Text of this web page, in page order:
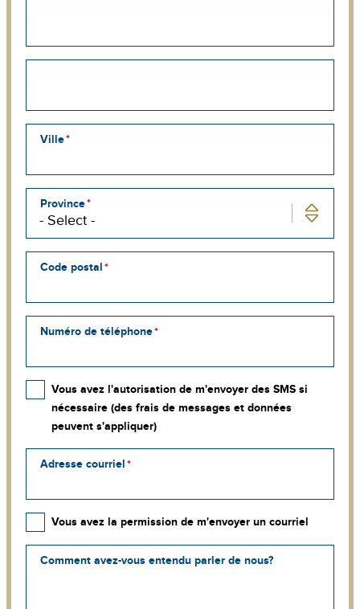
2
line
Ville
Province
Code postal
Numéro de téléphone
Vous avez l'autorisation de m'envoyer des SMS si
nécessaire (des frais de messages et données
peuvent s'appliquer)
Adresse courriel
Vous avez la permission de m'envoyer un courriel
Comment avez-vous entendu parler de nous?